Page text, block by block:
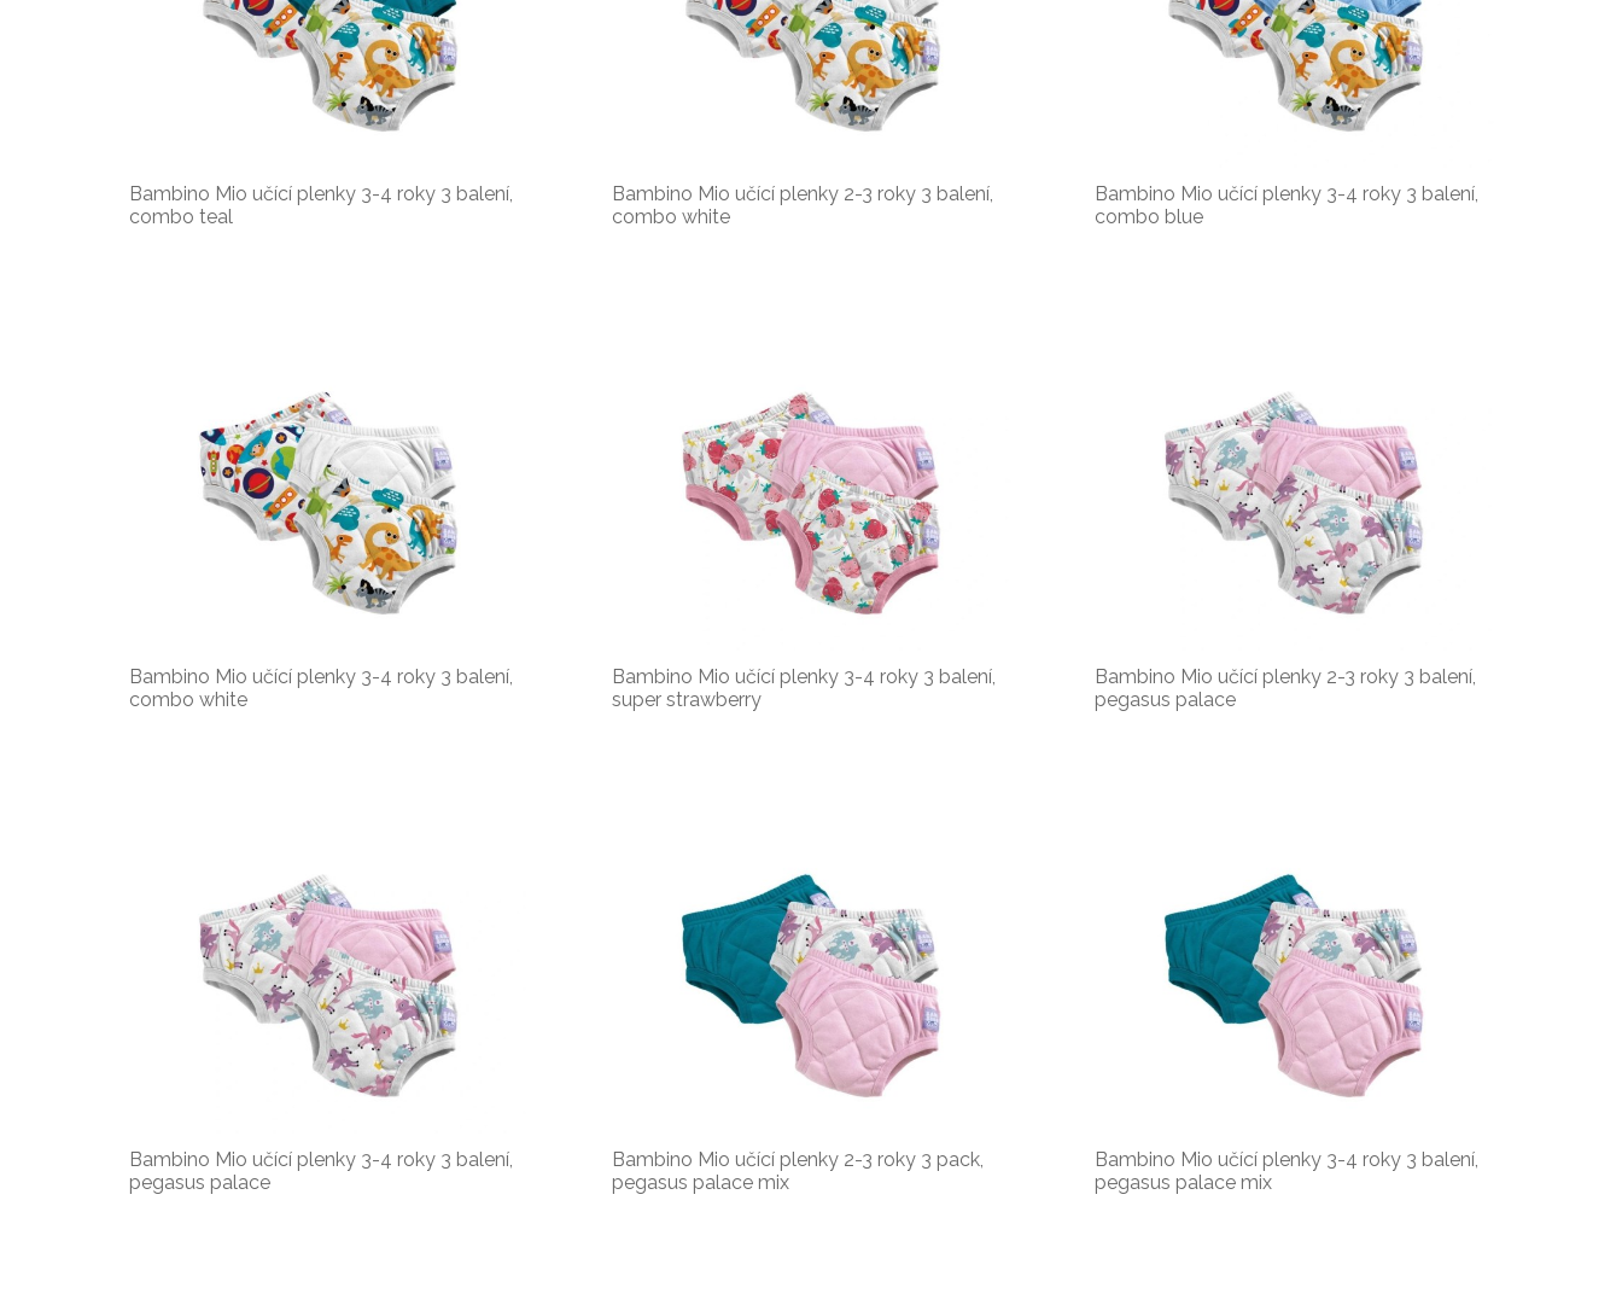
Bambino Mio učící plenky 3-4 roky 3 balení,
combo teal
Bambino Mio učící plenky 2-3 roky 3 balení,
combo white
Bambino Mio učící plenky 3-4 roky 3 balení,
combo blue
Bambino Mio učící plenky 3-4 roky 3 balení,
combo white
Bambino Mio učící plenky 3-4 roky 3 balení,
super strawberry
Bambino Mio učící plenky 2-3 roky 3 balení,
pegasus palace
Bambino Mio učící plenky 3-4 roky 3 balení,
pegasus palace
Bambino Mio učící plenky 2-3 roky 3 pack,
pegasus palace mix
Bambino Mio učící plenky 3-4 roky 3 balení,
pegasus palace mix